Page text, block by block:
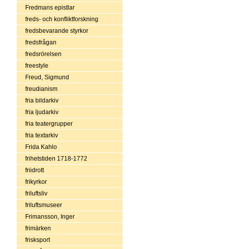
Fredmans epistlar
freds- och konfliktforskning
fredsbevarande styrkor
fredsfrågan
fredsrörelsen
freestyle
Freud, Sigmund
freudianism
fria bildarkiv
fria ljudarkiv
fria teatergrupper
fria textarkiv
Frida Kahlo
frihetstiden 1718-1772
friidrott
frikyrkor
friluftsliv
friluftsmuseer
Frimansson, Inger
frimärken
frisksport